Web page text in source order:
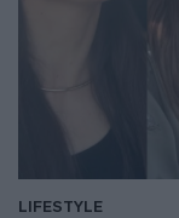
LIFESTYLE